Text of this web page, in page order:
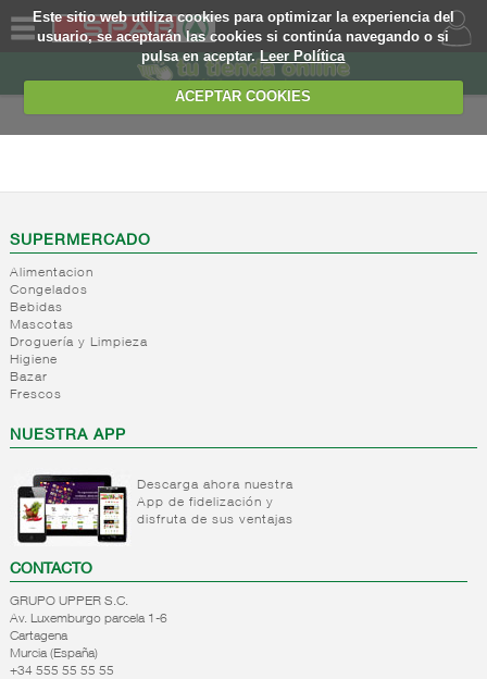
Este sitio web utiliza cookies para optimizar la experiencia del
usuario, se aceptarán las cookies si continúa navegando o si
pulsa en aceptar.Leer Política
ACEPTAR COOKIES
SOMOS
WEB
EJEMPLO
cocinados
Platos
pasta
deshidratados
Otros
platos
deshidratados
Platos
preparados
Platos
preparados
base
Platos
base
carne
Platos
base
pasta
Platos
preparados
base
Salsas
refrigeradas
+
refrigeradas
frias
Salsa
refrigeradas
cocina
refrigerados
refrigerados
frios
Platos
tortillas
Patatas
preparadas
Platos
refrigerados
SUPERMERCADO
Alimentacion
Congelados
Bebidas
Mascotas
Droguería y Limpieza
Higiene
Bazar
Frescos
NUESTRA APP
Descarga ahora nuestra
App de fidelización y
disfruta de sus ventajas
CONTACTO
GRUPO UPPER S.C.
Av. Luxemburgo parcela 1-6
Cartagena
Murcia (España)
+34 555 55 55 55